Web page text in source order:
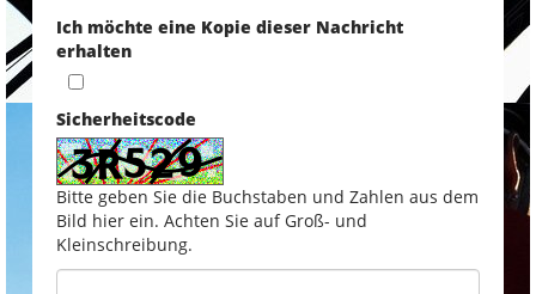
Ich möchte eine Kopie dieser Nachricht
erhalten
Sicherheitscode
Bitte geben Sie die Buchstaben und Zahlen aus dem
Bild hier ein. Achten Sie auf Groß- und
Kleinschreibung.